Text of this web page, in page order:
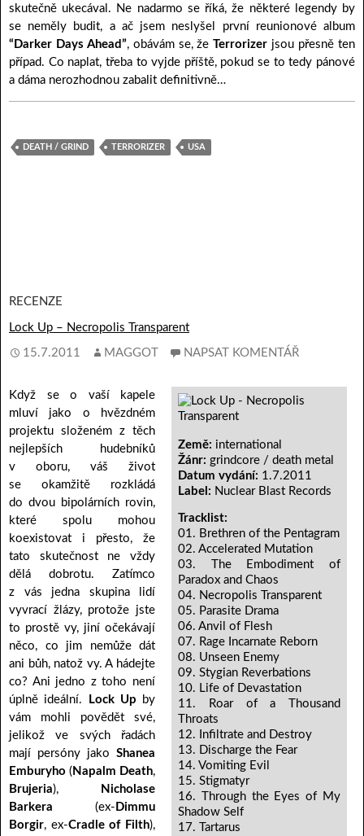
skutečně ukecával. Ne nadarmo se říká, že některé legendy by
se neměly budit, a ač jsem neslyšel první reunionové album
“Darker Days Ahead”, obávám se, žeTerrorizer jsou přesně ten
případ. Co naplat, třeba to vyjde příště, pokud se to tedy pánové
a dáma nerozhodnou zabalit definitivně…
DEATH / GRIND TERRORIZER USA
RECENZE
Lock Up – Necropolis Transparent
15.7.2011 MAGGOT NAPSAT KOMENTÁŘ
Země: international
Žánr: grindcore / death metal
Datum vydání: 1.7.2011
Label: Nuclear Blast Records
Tracklist:
01. Brethren of the Pentagram
02. Accelerated Mutation
03. The Embodiment of
Paradox and Chaos
04. Necropolis Transparent
05. Parasite Drama
06. Anvil of Flesh
07. Rage Incarnate Reborn
08. Unseen Enemy
09. Stygian Reverbations
10. Life of Devastation
11. Roar of a Thousand
Throats
12. Infiltrate and Destroy
13. Discharge the Fear
14. Vomiting Evil
15. Stigmatyr
16. Through the Eyes of My
Shadow Self
17. Tartarus
Když se o vaší kapele
mluví jako o hvězdném
projektu složeném z těch
nejlepších hudebníků
v oboru, váš život
se okamžitě rozkládá
do dvou bipolárních rovin,
které spolu mohou
koexistovat i přesto, že
tato skutečnost ne vždy
dělá dobrotu. Zatímco
z vás jedna skupina lidí
vyvrací žlázy, protože jste
to prostě vy, jiní očekávají
něco, co jim nemůže dát
ani bůh, natož vy. A hádejte
co? Ani jedno z toho není
úplně ideální.
Lock Up by
vám mohli povědět své,
jelikož ve svých řadách
mají persóny jako Shanea
Emburyho ( Napalm Death,
Brujeria),
Nicholase
Barkera (ex- Dimmu
Borgir, ex-Cradle of Filth),